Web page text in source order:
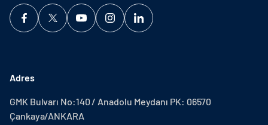
Adres
GMK Bulvarı No:140 / Anadolu Meydanı PK: 06570
Çankaya/ANKARA